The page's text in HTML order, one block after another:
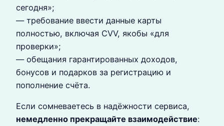
сегодня»;
— требование ввести данные карты
полностью, включая CVV, якобы «для
проверки»;
— обещания гарантированных доходов,
бонусов и подарков за регистрацию и
пополнение счёта.
Если сомневаетесь в надёжности сервиса,
немедленно прекращайте взаимодействие: